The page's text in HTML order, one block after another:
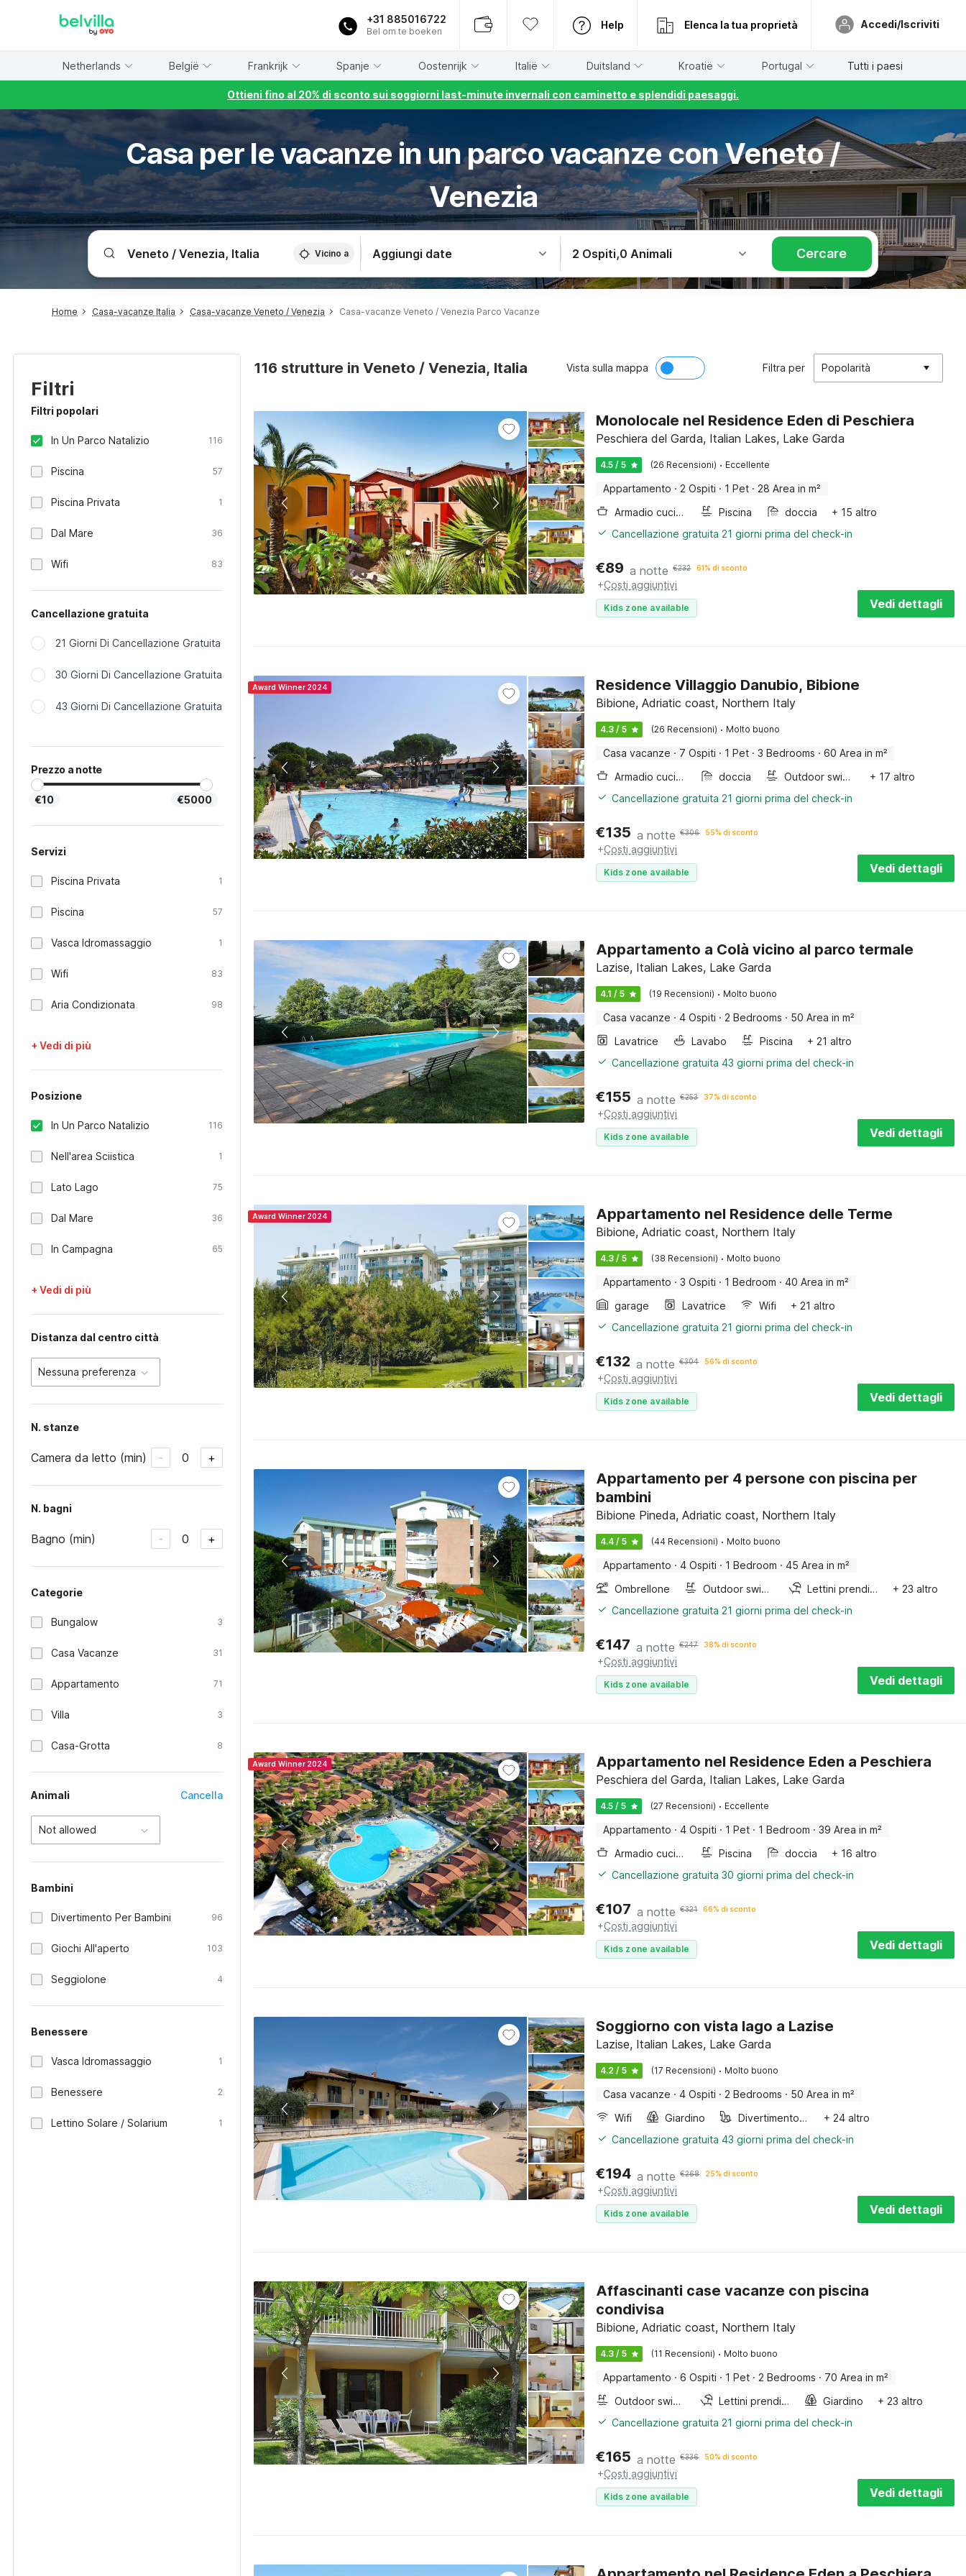
+31 885016722
Bel om te boeken
Help Elenca la tua proprietà Accedi/Iscriviti
Netherlands België Frankrijk Spanje Oostenrijk Italië Duitsland Kroatië Portugal Tutti i paesi
Ottieni fino al 20% di sconto sui soggiorni last-minute invernali con caminetto e splendidi paesaggi.
Casa per le vacanze in un parco vacanze con Veneto /
Venezia
Vicino a Aggiungi date 2 Ospiti,0 Animali Cercare
Home Casa-vacanze Italia Casa-vacanze Veneto / Venezia Casa-vacanze Veneto / Venezia Parco Vacanze
Filtri
Filtri popolari
In Un Parco Natalizio 116
Piscina 57
Piscina Privata 1
Dal Mare 36
Wifi 83
Cancellazione gratuita
21 Giorni Di Cancellazione Gratuita
30 Giorni Di Cancellazione Gratuita
43 Giorni Di Cancellazione Gratuita
Prezzo a notte
€10 €5000
Servizi
Piscina Privata 1
Piscina 57
Vasca Idromassaggio 1
Wifi 83
Aria Condizionata 98
+ Vedi di più
Posizione
In Un Parco Natalizio 116
Nell'area Sciistica 1
Lato Lago 75
Dal Mare 36
In Campagna 65
+ Vedi di più
Distanza dal centro città
Nessuna preferenza
N. stanze
Camera da letto (min) - 0 +
N. bagni
Bagno (min) - 0 +
Categorie
Bungalow 3
Casa Vacanze 31
Appartamento 71
Villa 3
Casa-Grotta 8
Animali Cancella
Not allowed
Bambini
Divertimento Per Bambini 96
Giochi All'aperto 103
Seggiolone 4
Benessere
Vasca Idromassaggio 1
Benessere 2
Lettino Solare / Solarium 1
116 strutture in Veneto / Venezia, Italia Vista sulla mappa Filtra per Popolarità
Monolocale nel Residence Eden di Peschiera
Peschiera del Garda, Italian Lakes, Lake Garda
4.5 / 5 (26 Recensioni) · Eccellente
Appartamento · 2 Ospiti · 1 Pet · 28 Area in m²
Armadio cucina
Piscina doccia
+ 15 altro
Cancellazione gratuita 21 giorni prima del check-in
€89 a notte €232 61% di sconto
+Costi aggiuntivi
Kids zone available Vedi dettagli
Award Winner 2024 Residence Villaggio Danubio, Bibione
Bibione, Adriatic coast, Northern Italy
4.3 / 5 (26 Recensioni) · Molto buono
Casa vacanze · 7 Ospiti · 1 Pet · 3 Bedrooms · 60 Area in m²
Armadio cucina
doccia Outdoor swimming pool
+ 17 altro
Cancellazione gratuita 21 giorni prima del check-in
€135 a notte €306 55% di sconto
+Costi aggiuntivi
Kids zone available Vedi dettagli
Appartamento a Colà vicino al parco termale
Lazise, Italian Lakes, Lake Garda
4.1 / 5 (19 Recensioni) · Molto buono
Casa vacanze · 4 Ospiti · 2 Bedrooms · 50 Area in m²
Lavatrice
Lavabo Piscina
+ 21 altro
Cancellazione gratuita 43 giorni prima del check-in
€155 a notte €253 37% di sconto
+Costi aggiuntivi
Kids zone available Vedi dettagli
Award Winner 2024 Appartamento nel Residence delle Terme
Bibione, Adriatic coast, Northern Italy
4.3 / 5 (38 Recensioni) · Molto buono
Appartamento · 3 Ospiti · 1 Bedroom · 40 Area in m²
garage
Lavatrice Wifi
+ 21 altro
Cancellazione gratuita 21 giorni prima del check-in
€132 a notte €304 56% di sconto
+Costi aggiuntivi
Kids zone available Vedi dettagli
Appartamento per 4 persone con piscina per
bambini
Bibione Pineda, Adriatic coast, Northern Italy
4.4 / 5 (44 Recensioni) · Molto buono
Appartamento · 4 Ospiti · 1 Bedroom · 45 Area in m²
Ombrellone
Outdoor swimming pool Lettini prendisole
+ 23 altro
Cancellazione gratuita 21 giorni prima del check-in
€147 a notte €247 38% di sconto
+Costi aggiuntivi
Kids zone available Vedi dettagli
Award Winner 2024 Appartamento nel Residence Eden a Peschiera
Peschiera del Garda, Italian Lakes, Lake Garda
4.5 / 5 (27 Recensioni) · Eccellente
Appartamento · 4 Ospiti · 1 Pet · 1 Bedroom · 39 Area in m²
Armadio cucina
Piscina doccia
+ 16 altro
Cancellazione gratuita 30 giorni prima del check-in
€107 a notte €321 66% di sconto
+Costi aggiuntivi
Kids zone available Vedi dettagli
Soggiorno con vista lago a Lazise
Lazise, Italian Lakes, Lake Garda
4.2 / 5 (17 Recensioni) · Molto buono
Casa vacanze · 4 Ospiti · 2 Bedrooms · 50 Area in m²
Wifi
Giardino Divertimento per bambini
+ 24 altro
Cancellazione gratuita 43 giorni prima del check-in
€194 a notte €268 25% di sconto
+Costi aggiuntivi
Kids zone available Vedi dettagli
Affascinanti case vacanze con piscina
condivisa
Bibione, Adriatic coast, Northern Italy
4.3 / 5 (11 Recensioni) · Molto buono
Appartamento · 6 Ospiti · 1 Pet · 2 Bedrooms · 70 Area in m²
Outdoor swimming pool
Lettini prendisole Giardino
+ 23 altro
Cancellazione gratuita 21 giorni prima del check-in
€165 a notte €336 50% di sconto
+Costi aggiuntivi
Kids zone available Vedi dettagli